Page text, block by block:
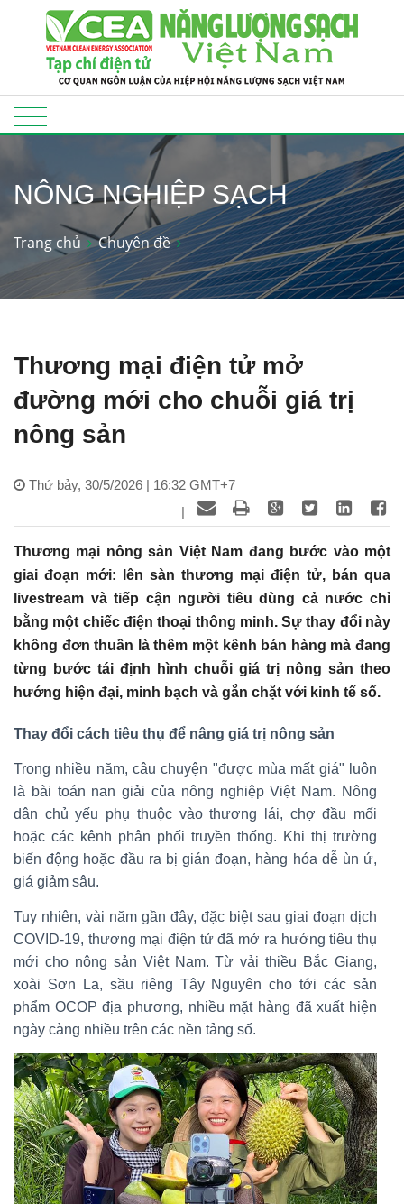
NÔNG NGHIỆP SẠCH
Trang chủ Chuyên đề
Thương mại điện tử mở
đường mới cho chuỗi giá trị
nông sản
Thứ bảy, 30/5/2026 | 16:32 GMT+7
|
Thương mại nông sản Việt Nam đang bước vào một
giai đoạn mới: lên sàn thương mại điện tử, bán qua
livestream và tiếp cận người tiêu dùng cả nước chỉ
bằng một chiếc điện thoại thông minh. Sự thay đổi này
không đơn thuần là thêm một kênh bán hàng mà đang
từng bước tái định hình chuỗi giá trị nông sản theo
hướng hiện đại, minh bạch và gắn chặt với kinh tế số.
Thay đổi cách tiêu thụ để nâng giá trị nông sản
Trong nhiều năm, câu chuyện "được mùa mất giá" luôn
là bài toán nan giải của nông nghiệp Việt Nam. Nông
dân chủ yếu phụ thuộc vào thương lái, chợ đầu mối
hoặc các kênh phân phối truyền thống. Khi thị trường
biến động hoặc đầu ra bị gián đoạn, hàng hóa dễ ùn ứ,
giá giảm sâu.
Tuy nhiên, vài năm gần đây, đặc biệt sau giai đoạn dịch
COVID-19, thương mại điện tử đã mở ra hướng tiêu thụ
mới cho nông sản Việt Nam. Từ vải thiều Bắc Giang,
xoài Sơn La, sầu riêng Tây Nguyên cho tới các sản
phẩm OCOP địa phương, nhiều mặt hàng đã xuất hiện
ngày càng nhiều trên các nền tảng số.